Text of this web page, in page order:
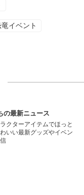
イベント
の最新ニュース
クターアイテムでほっと
いい最新グッズやイベン